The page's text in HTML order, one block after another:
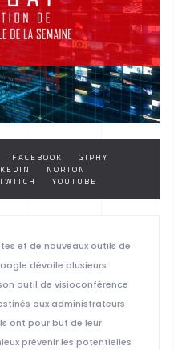
FACEBOOK
GIPHY
NORTON
TWITCH YOUTUBE
et de nouveaux outils de
dévoile plusieurs
outil de visioconférence
aux administrateurs
ont pour but de leur
prévenir les potentielles